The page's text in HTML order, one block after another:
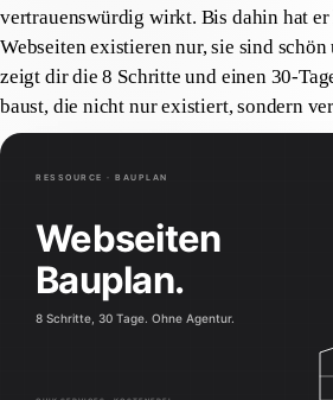
vertrauenswürdig wirkt. Bis dahin hat
Webseiten existieren nur, sie sind
zeigt dir die 8 Schritte und einen 30-
baust, die nicht nur existiert, sondern